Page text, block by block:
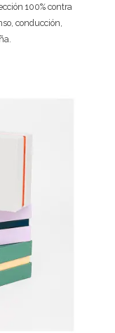
100% contra
conducción,